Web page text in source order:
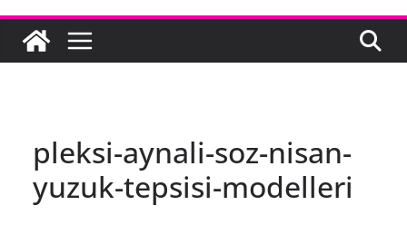
pleksi-aynali-soz-nisan-
yuzuk-tepsisi-modelleri